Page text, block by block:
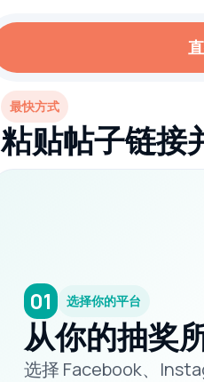
最快方式
粘贴帖子链接
01 选择你的平台
从你的抽奖
选择 Facebook、